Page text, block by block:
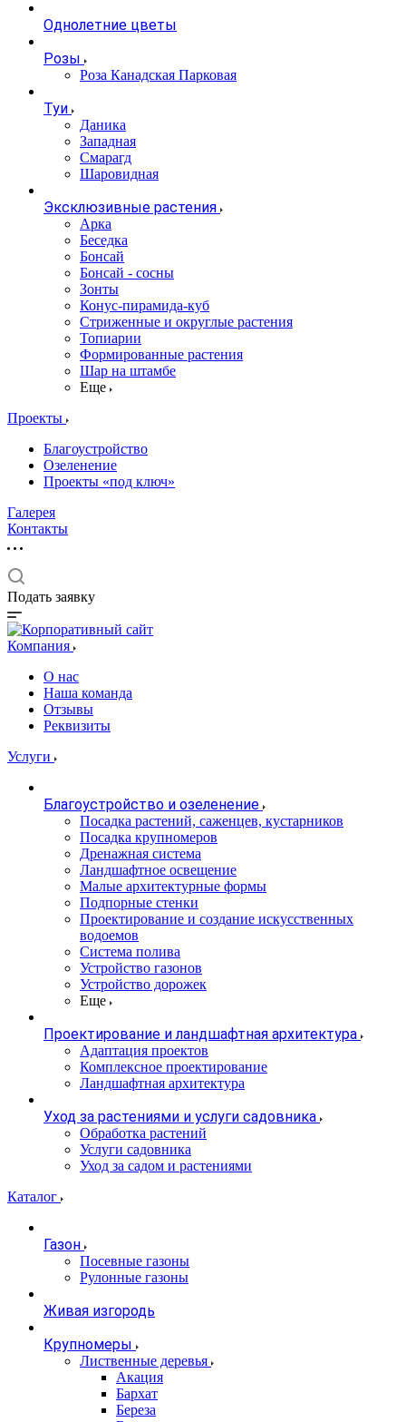
Однолетние цветы
Розы
Роза Канадская Парковая
Туи
Даника
Западная
Смарагд
Шаровидная
Эксклюзивные растения
Арка
Беседка
Бонсай
Бонсай - сосны
Зонты
Конус-пирамида-куб
Стриженные и округлые растения
Топиарии
Формированные растения
Шар на штамбе
Еще
Проекты
Благоустройство
Озеленение
Проекты «под ключ»
Галерея
Контакты
Подать заявку
Компания
О нас
Наша команда
Отзывы
Реквизиты
Услуги
Благоустройство и озеленение
Посадка растений, саженцев, кустарников
Посадка крупномеров
Дренажная система
Ландшафтное освещение
Малые архитектурные формы
Подпорные стенки
Проектирование и создание искусственных
водоемов
Система полива
Устройство газонов
Устройство дорожек
Еще
Проектирование и ландшафтная архитектура
Адаптация проектов
Комплексное проектирование
Ландшафтная архитектура
Уход за растениями и услуги садовника
Обработка растений
Услуги садовника
Уход за садом и растениями
Каталог
Газон
Посевные газоны
Рулонные газоны
Живая изгородь
Крупномеры
Лиственные деревья
Акация
Бархат
Береза